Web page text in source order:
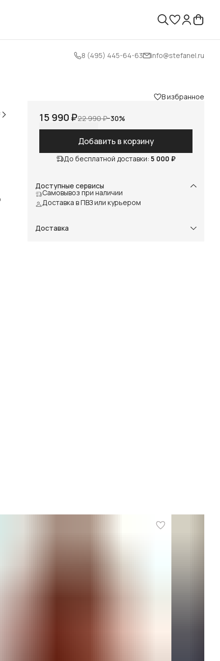
8 (495) 445-64-63 info@stefanel.ru
В избранное
15 990 ₽22 990 ₽−30%
Добавить в корзину
До бесплатной доставки: 5 000 ₽
Доступные сервисы
Самовывоз при наличии
Доставка в ПВЗ или курьером
Доставка